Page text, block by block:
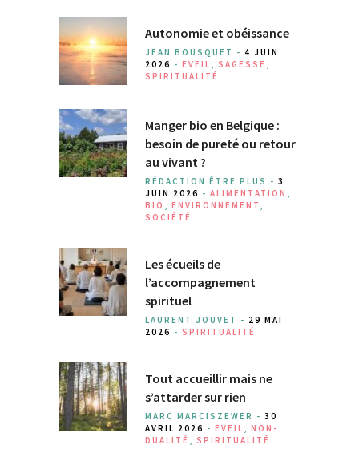
Autonomie et obéissance
JEAN BOUSQUET - 4 JUIN
2026 - EVEIL , SAGESSE ,
SPIRITUALITÉ
Manger bio en Belgique :
besoin de pureté ou retour
au vivant ?
RÉDACTION ÊTRE PLUS - 3
JUIN 2026 - ALIMENTATION ,
BIO , ENVIRONNEMENT ,
SOCIÉTÉ
Les écueils de
l’accompagnement
spirituel
LAURENT JOUVET - 29 MAI
2026 - SPIRITUALITÉ
Tout accueillir mais ne
s’attarder sur rien
MARC MARCISZEWER - 30
AVRIL 2026 - EVEIL , NON-
DUALITÉ , SPIRITUALITÉ